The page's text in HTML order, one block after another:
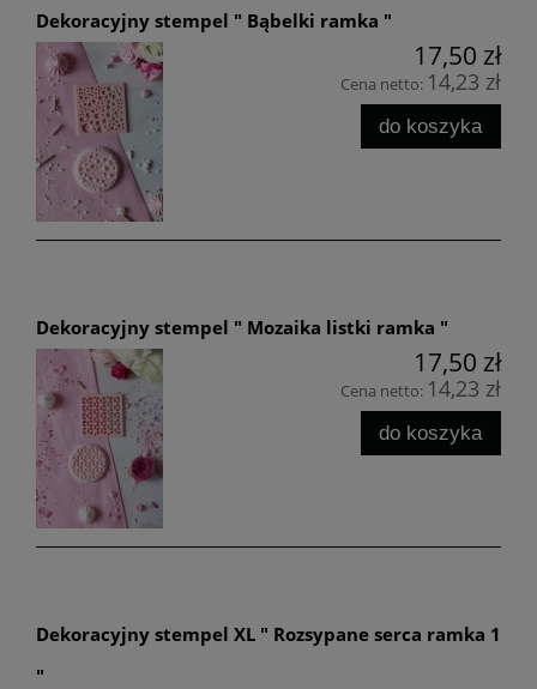
Dekoracyjny stempel " Bąbelki ramka "
17,50 zł
Cena netto: 14,23 zł
do koszyka
Dekoracyjny stempel " Mozaika listki ramka "
17,50 zł
Cena netto: 14,23 zł
do koszyka
Dekoracyjny stempel XL " Rozsypane serca ramka 1
"